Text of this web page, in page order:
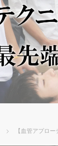
【血管アプロ